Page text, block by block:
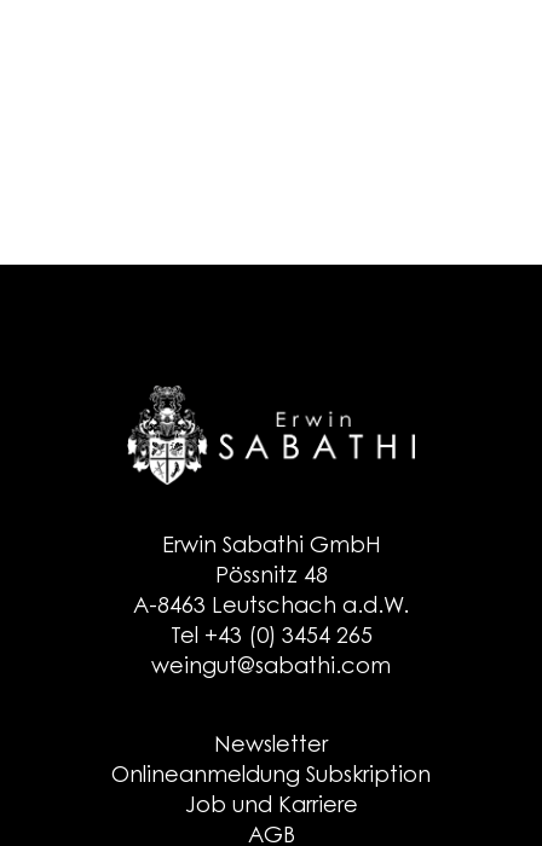
Erwin Sabathi GmbH
Pössnitz 48
A-8463 Leutschach a.d.W.
Tel +43 (0) 3454 265
weingut@sabathi.com
Newsletter
Onlineanmeldung Subskription
Job und Karriere
AGB